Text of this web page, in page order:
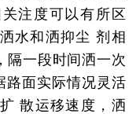
注度可以有所区
水和洒抑尘 剂相
隔一段时间洒一次
路面实际情况灵活
散运移速度，洒